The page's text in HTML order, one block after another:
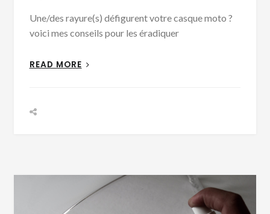
Une/des rayure(s) défigurent votre casque moto ?
voici mes conseils pour les éradiquer
READ MORE